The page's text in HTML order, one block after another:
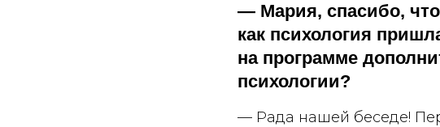
— Мария, спасибо, что
как психология
на программе
психологии?
— Рада нашей беседе!